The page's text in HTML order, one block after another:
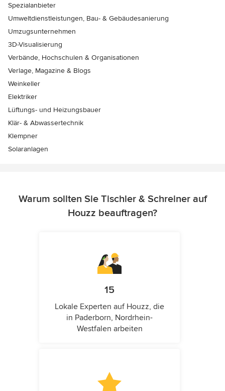
Spezialanbieter
Umweltdienstleistungen, Bau- & Gebäudesanierung
Umzugsunternehmen
3D-Visualisierung
Verbände, Hochschulen & Organisationen
Verlage, Magazine & Blogs
Weinkeller
Elektriker
Lüftungs- und Heizungsbauer
Klär- & Abwassertechnik
Klempner
Solaranlagen
Warum sollten Sie Tischler & Schreiner auf
Houzz beauftragen?
15
Lokale Experten auf Houzz, die
in Paderborn, Nordrhein-
Westfalen arbeiten